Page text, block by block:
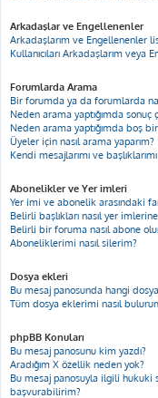
Arkadaşlar ve Engellenenler
Arkadaşlarım ve Engellenenler
Kullanıcıları Arkadaşlarım
Forumlarda Arama
Bir forumda ya da forumlarda
Neden arama yaptığımda sonuç
Neden arama yaptığımda boş bir
Üyeler için nasıl arama yaparım?
Kendi mesajlarımı ve
Abonelikler ve Yer imleri
Yer imi ve abonelik arasındaki
Belirli başlıkları nasıl yer
Belirli bir foruma nasıl abone
Aboneliklerimi nasıl silerim?
Dosya ekleri
Bu mesaj panosunda hangi
Tüm dosya eklerimi nasıl
phpBB Konuları
Bu mesaj panosunu kim yazdı?
Aradığım X özellik neden yok?
Bu mesaj panosuyla ilgili
başvurabilirim?